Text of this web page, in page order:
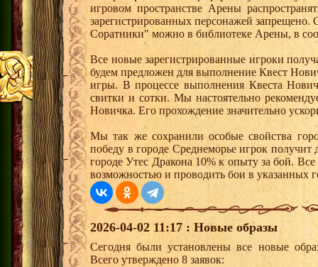
игровом пространстве Арены
зарегистрированных персонажей
Соратники" можно в библиотеке Арены, в
Все новые зарегистрированные игроки
будем предложен для выполнение Квест
игры. В процессе выполнения Квеста
свитки и сотки. Мы настоятельно
Новичка. Его прохождение значительно
Мы так же сохранили особые свойства
победу в городе Среднеморье игрок
городе Утес Дракона 10% к опыту за бой.
возможностью и проводить бои в указанных
2026-04-02 11:17 : Новые образы
Сегодня были установлены все новые
Всего утверждено 8 заявок: